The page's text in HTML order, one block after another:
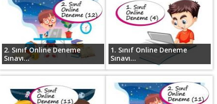
2. Sınıf Online Deneme
Sınavı...
1. Sınıf Online Deneme
Sınavı...